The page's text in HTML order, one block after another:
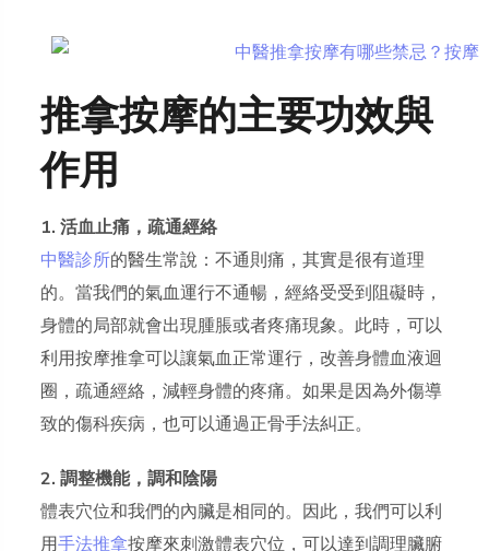
推拿按摩的主要功效與
作用
1. 活血止痛，疏通經絡
中醫診所的醫生常說：不通則痛，其實是很有道理
的。當我們的氣血運行不通暢，經絡受受到阻礙時，
身體的局部就會出現腫脹或者疼痛現象。此時，可以
利用按摩推拿可以讓氣血正常運行，改善身體血液迴
圈，疏通經絡，減輕身體的疼痛。如果是因為外傷導
致的傷科疾病，也可以通過正骨手法糾正。
2. 調整機能，調和陰陽
體表穴位和我們的內臟是相同的。因此，我們可以利
用手法推拿按摩來刺激體表穴位，可以達到調理臟腑